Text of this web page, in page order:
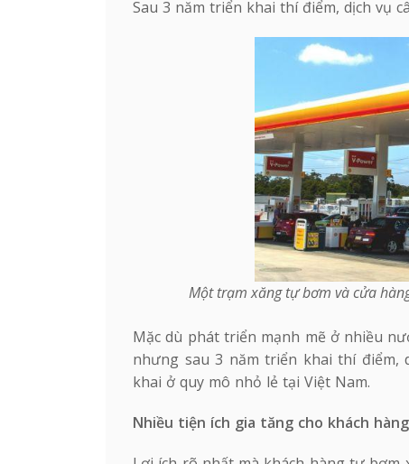
Sau 3 năm triển khai thí điểm, dịch vụ
Một trạm xăng tự bơm và cửa
Mặc dù phát triển mạnh mẽ ở nhiều
nhưng sau 3 năm triển khai thí điểm,
khai ở quy mô nhỏ lẻ tại Việt Nam.
Nhiều tiện ích gia tăng cho khách hàng